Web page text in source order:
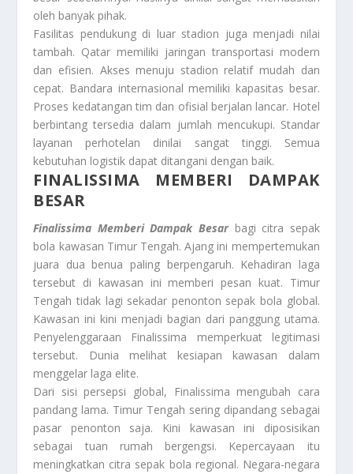
oleh banyak pihak.
Fasilitas pendukung di luar stadion juga menjadi nilai
tambah. Qatar memiliki jaringan transportasi modern
dan efisien. Akses menuju stadion relatif mudah dan
cepat. Bandara internasional memiliki kapasitas besar.
Proses kedatangan tim dan ofisial berjalan lancar. Hotel
berbintang tersedia dalam jumlah mencukupi. Standar
layanan perhotelan dinilai sangat tinggi. Semua
kebutuhan logistik dapat ditangani dengan baik.
FINALISSIMA MEMBERI DAMPAK
BESAR
Finalissima Memberi Dampak Besarbagi citra sepak
bola kawasan Timur Tengah. Ajang ini mempertemukan
juara dua benua paling berpengaruh. Kehadiran laga
tersebut di kawasan ini memberi pesan kuat. Timur
Tengah tidak lagi sekadar penonton sepak bola global.
Kawasan ini kini menjadi bagian dari panggung utama.
Penyelenggaraan Finalissima memperkuat legitimasi
tersebut. Dunia melihat kesiapan kawasan dalam
menggelar laga elite.
Dari sisi persepsi global, Finalissima mengubah cara
pandang lama. Timur Tengah sering dipandang sebagai
pasar penonton saja. Kini kawasan ini diposisikan
sebagai tuan rumah bergengsi. Kepercayaan itu
meningkatkan citra sepak bola regional. Negara-negara